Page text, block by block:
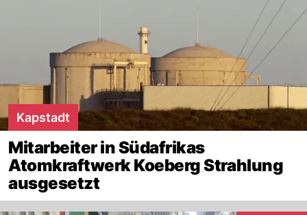
Kapstadt
Mitarbeiter in Südafrikas
Atomkraftwerk Koeberg Strahlung
ausgesetzt